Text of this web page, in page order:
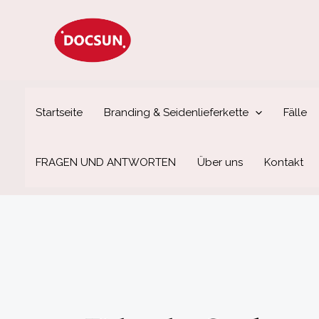
springen
Startseite Branding & Seidenlieferkette Fälle
FRAGEN UND ANTWORTEN Über uns Kontakt